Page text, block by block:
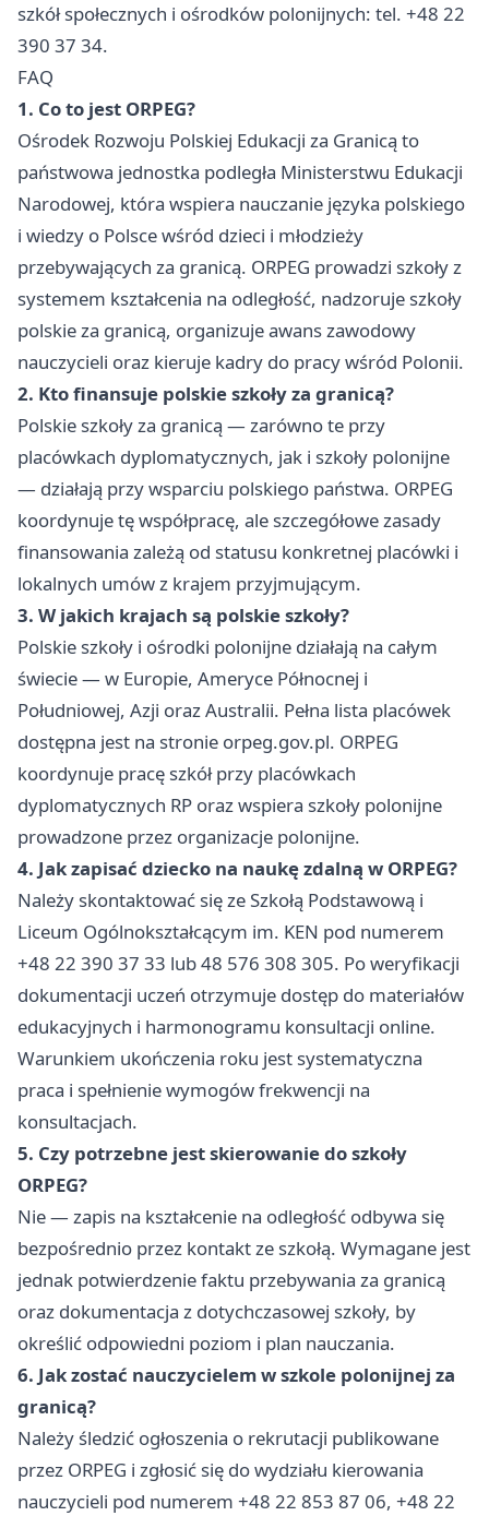
szkół społecznych i ośrodków polonijnych: tel. +48 22
390 37 34.
FAQ
1. Co to jest ORPEG?
Ośrodek Rozwoju Polskiej Edukacji za Granicą to
państwowa jednostka podległa Ministerstwu Edukacji
Narodowej, która wspiera nauczanie języka polskiego
i wiedzy o Polsce wśród dzieci i młodzieży
przebywających za granicą. ORPEG prowadzi szkoły z
systemem kształcenia na odległość, nadzoruje szkoły
polskie za granicą, organizuje awans zawodowy
nauczycieli oraz kieruje kadry do pracy wśród Polonii.
2. Kto finansuje polskie szkoły za granicą?
Polskie szkoły za granicą — zarówno te przy
placówkach dyplomatycznych, jak i szkoły polonijne
— działają przy wsparciu polskiego państwa. ORPEG
koordynuje tę współpracę, ale szczegółowe zasady
finansowania zależą od statusu konkretnej placówki i
lokalnych umów z krajem przyjmującym.
3. W jakich krajach są polskie szkoły?
Polskie szkoły i ośrodki polonijne działają na całym
świecie — w Europie, Ameryce Północnej i
Południowej, Azji oraz Australii. Pełna lista placówek
dostępna jest na stronie orpeg.gov.pl. ORPEG
koordynuje pracę szkół przy placówkach
dyplomatycznych RP oraz wspiera szkoły polonijne
prowadzone przez organizacje polonijne.
4. Jak zapisać dziecko na naukę zdalną w ORPEG?
Należy skontaktować się ze Szkołą Podstawową i
Liceum Ogólnokształcącym im. KEN pod numerem
+48 22 390 37 33 lub 48 576 308 305. Po weryfikacji
dokumentacji uczeń otrzymuje dostęp do materiałów
edukacyjnych i harmonogramu konsultacji online.
Warunkiem ukończenia roku jest systematyczna
praca i spełnienie wymogów frekwencji na
konsultacjach.
5. Czy potrzebne jest skierowanie do szkoły
ORPEG?
Nie — zapis na kształcenie na odległość odbywa się
bezpośrednio przez kontakt ze szkołą. Wymagane jest
jednak potwierdzenie faktu przebywania za granicą
oraz dokumentacja z dotychczasowej szkoły, by
określić odpowiedni poziom i plan nauczania.
6. Jak zostać nauczycielem w szkole polonijnej za
granicą?
Należy śledzić ogłoszenia o rekrutacji publikowane
przez ORPEG i zgłosić się do wydziału kierowania
nauczycieli pod numerem +48 22 853 87 06, +48 22